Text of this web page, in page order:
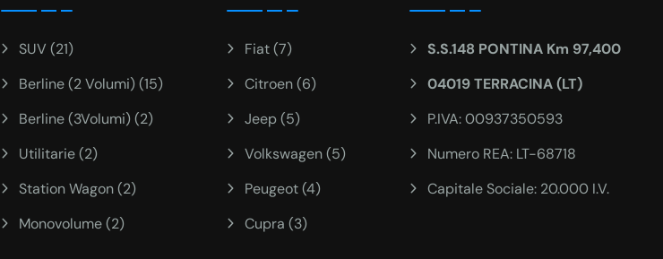
SUV (21)
Berline (2 Volumi) (15)
Berline (3Volumi) (2)
Utilitarie (2)
Station Wagon (2)
Monovolume (2)
Fiat (7)
Citroen (6)
Jeep (5)
Volkswagen (5)
Peugeot (4)
Cupra (3)
S.S.148 PONTINA Km 97,400
04019 TERRACINA (LT)
P.IVA: 00937350593
Numero REA: LT-68718
Capitale Sociale: 20.000 I.V.